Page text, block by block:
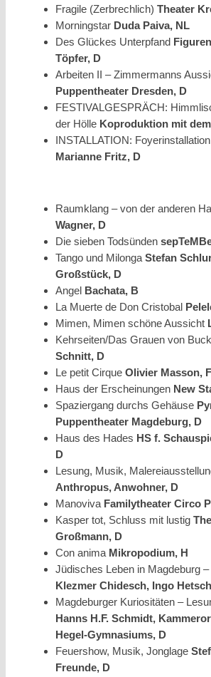
Fragile (Zerbrechlich) Theater
Morningstar Duda Paiva, NL
Des Glückes Unterpfand
Töpfer, D
Arbeiten II – Zimmermanns
Puppentheater Dresden, D
FESTIVALGESPRÄCH:
der Hölle Koproduktion mit
INSTALLATION:
Marianne Fritz, D
Raumklang – von der anderen
Wagner, D
Die sieben Todsünden
Tango und Milonga Stefan
Großstück, D
Angel Bachata, B
La Muerte de Don Cristobal
Mimen, Mimen schöne Aussicht
Kehrseiten/Das Grauen von
Schnitt, D
Le petit Cirque Olivier Masson, F
Haus der Erscheinungen New
Spaziergang durchs Gehäuse
Puppentheater Magdeburg, D
Haus des Hades HS f.
D
Lesung, Musik,
Anthropus, Anwohner, D
Manoviva Familytheater Circo
Kasper tot, Schluss mit lustig
Großmann, D
Con anima Mikropodium, H
Jüdisches Leben in Magdeburg
Klezmer Chidesch, Ingo
Magdeburger Kuriositäten –
Hanns H.F. Schmidt,
Hegel-Gymnasiums, D
Feuershow, Musik, Jonglage
Freunde, D